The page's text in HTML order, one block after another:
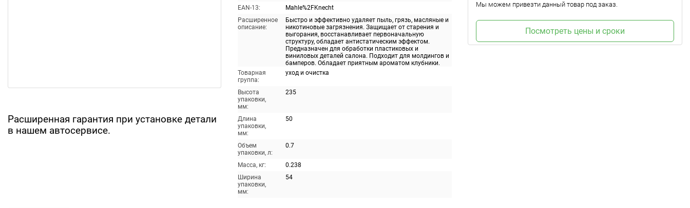
Расширенная гарантия при установке детали
в нашем автосервисе.
EAN-13:
Mahle%2FKnecht
Расширенное
описание:
Быстро и эффективно удаляет пыль, грязь, масляные и
никотиновые загрязнения. Защищает от старения и
выгорания, восстанавливает первоначальную
структуру, обладает антистатическим эффектом.
Предназначен для обработки пластиковых и
виниловых деталей салона. Подходит для молдингов и
бамперов. Обладает приятным ароматом клубники.
Товарная
группа:
уход и очистка
Высота
упаковки,
мм:
235
Длина
упаковки,
мм:
50
Объем
упаковки, л:
0.7
Масса, кг:
0.238
Ширина
упаковки,
мм:
54
Мы можем привезти данный товар под заказ.
Посмотреть цены и сроки